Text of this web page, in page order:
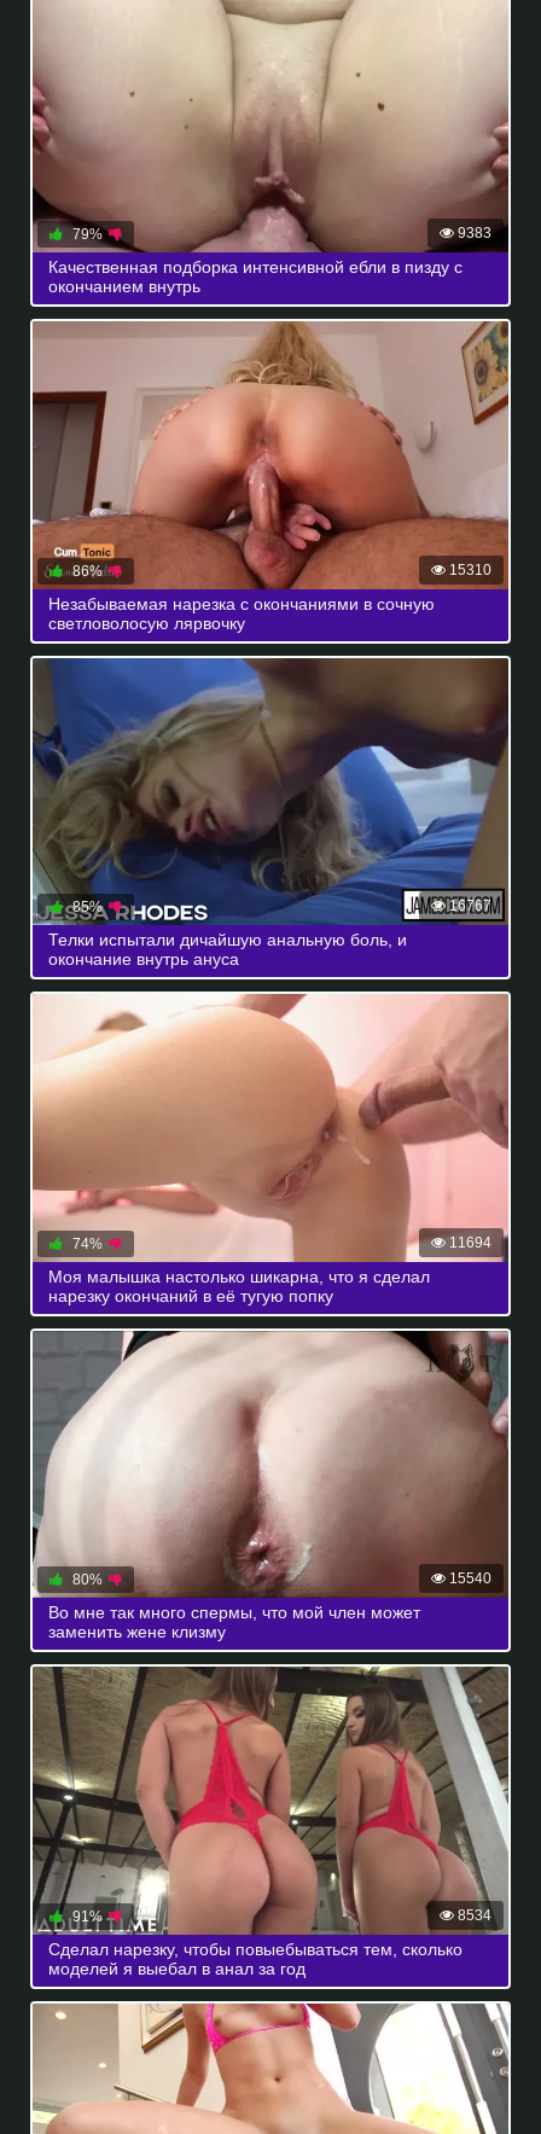
9383
79%
Качественная подборка интенсивной ебли в пизду с
окончанием внутрь
15310
86%
Незабываемая нарезка с окончаниями в сочную
светловолосую лярвочку
16767
85%
Телки испытали дичайшую анальную боль, и
окончание внутрь ануса
11694
74%
Моя малышка настолько шикарна, что я сделал
нарезку окончаний в её тугую попку
15540
80%
Во мне так много спермы, что мой член может
заменить жене клизму
8534
91%
Сделал нарезку, чтобы повыебываться тем, сколько
моделей я выебал в анал за год